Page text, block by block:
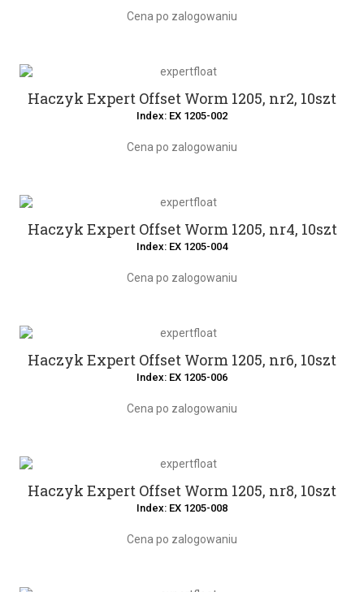
Cena po zalogowaniu
Haczyk Expert Offset Worm 1205, nr2, 10szt
Index: EX 1205-002
Cena po zalogowaniu
Haczyk Expert Offset Worm 1205, nr4, 10szt
Index: EX 1205-004
Cena po zalogowaniu
Haczyk Expert Offset Worm 1205, nr6, 10szt
Index: EX 1205-006
Cena po zalogowaniu
Haczyk Expert Offset Worm 1205, nr8, 10szt
Index: EX 1205-008
Cena po zalogowaniu